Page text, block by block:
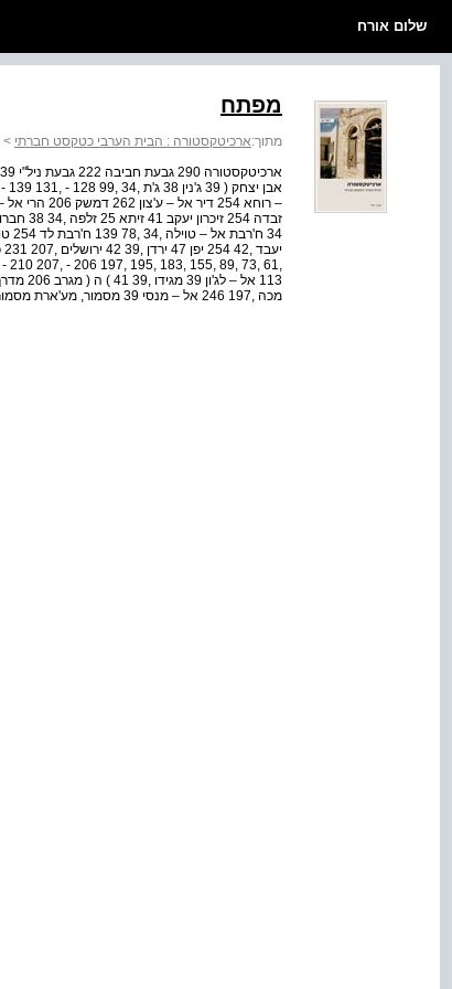
שלום אורח
מפתח
מתוך:ארכיטקסטורה : הבית הערבי כטקסט חברתי >
מכה ,197 246 אל – מנסי 39 מסמור, מע'ארת מסמור 42 מעאויה ,34 ,39 85 - ,86 ,121 ,222 225 אל –...